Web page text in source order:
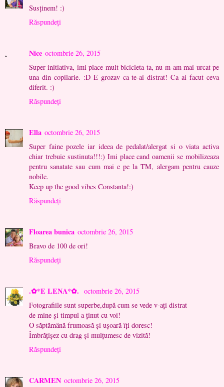
Susținem! :)
Răspundeți
Nice octombrie 26, 2015
Super initiativa, imi place mult bicicleta ta, nu m-am mai urcat pe
una din copilarie. :D E grozav ca te-ai distrat! Ca ai facut ceva
diferit. :)
Răspundeți
Ella octombrie 26, 2015
Super faine pozele iar ideea de pedalat/alergat si o viata activa
chiar trebuie sustinuta!!!:) Imi place cand oamenii se mobilizeaza
pentru sanatate sau cum mai e pe la TM, alergam pentru cauze
nobile.
Keep up the good vibes Constanta!:)
Răspundeți
Floarea bunica octombrie 26, 2015
Bravo de 100 de ori!
Răspundeți
.✿*E LENA*✿. octombrie 26, 2015
Fotografiile sunt superbe,după cum se vede v-ați distrat
de mine și timpul a ținut cu voi!
O săptămână frumoasă și ușoară îți doresc!
Îmbrățișez cu drag și mulțumesc de vizită!
Răspundeți
CARMEN octombrie 26, 2015